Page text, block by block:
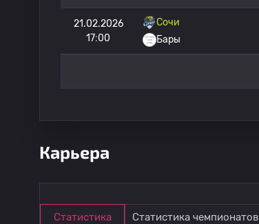
21.02.2026
17:00
Сочи
Бары
Карьера
Статистика Статистика чемпионатов